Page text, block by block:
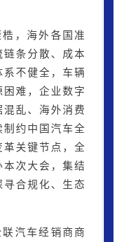
，海外各国准
链条分散、成本
不健全，车辆
难，企业数字
混乱、海外消费
约中国汽车全
关键节点，全
次大会，集结
合规化、生态
汽车经销商商